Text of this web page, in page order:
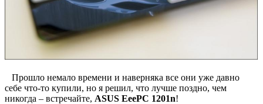
Прошло немало времени и наверняка все они уже давно
себе что-то купили, но я решил, что лучше поздно, чем
никогда – встречайте, ASUS EeePC 1201n!